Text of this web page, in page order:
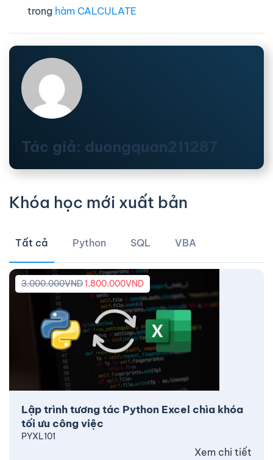
trong hàm CALCULATE
Tác giả: duongquan211287
Khóa học mới xuất bản
Tất cả Python SQL VBA
Lập trình tương tác Python Excel chìa khóa
tối ưu công việc
3.000.000VND1.800.000VND
PYXL101
Xem chi tiết